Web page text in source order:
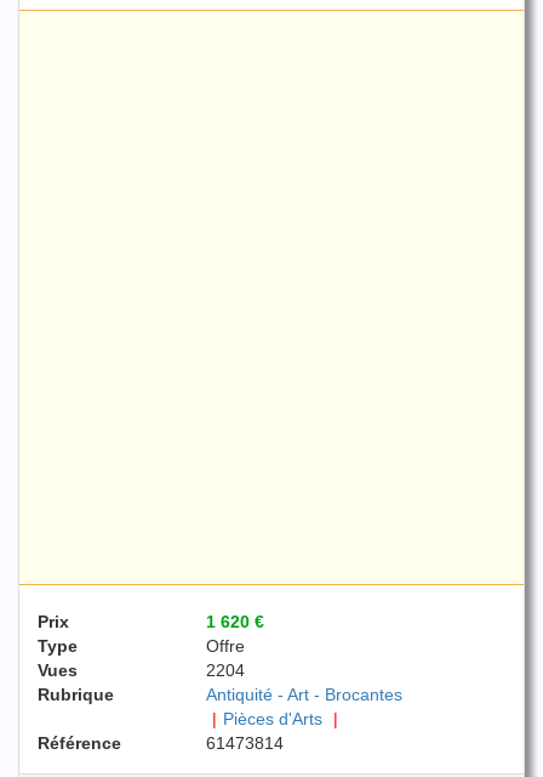
Prix
1 620 €
Type
Offre
Vues
2204
Rubrique
Antiquité - Art - Brocantes
Pièces d'Arts
Référence
61473814